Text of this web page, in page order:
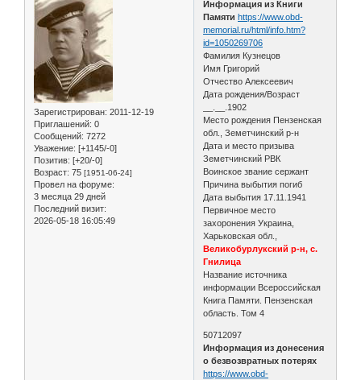
Зарегистрирован: 2011-12-19
Приглашений: 0
Сообщений: 7272
Уважение: [+1145/-0]
Позитив: [+20/-0]
Возраст: 75 [1951-06-24]
Провел на форуме:
3 месяца 29 дней
Последний визит:
2026-05-18 16:05:49
Информация из Книги
Памяти https://www.obd-
memorial.ru/html/info.htm?
id=1050269706
Фамилия Кузнецов
Имя Григорий
Отчество Алексеевич
Дата рождения/Возраст
__.__.1902
Место рождения Пензенская
обл., Земетчинский р-н
Дата и место призыва
Земетчинский РВК
Воинское звание сержант
Причина выбытия погиб
Дата выбытия 17.11.1941
Первичное место
захоронения Украина,
Харьковская обл.,
Великобурлукский р-н, с.
Гнилица
Название источника
информации Всероссийская
Книга Памяти. Пензенская
область. Том 4
50712097
Информация из донесения
о безвозвратных потерях
https://www.obd-